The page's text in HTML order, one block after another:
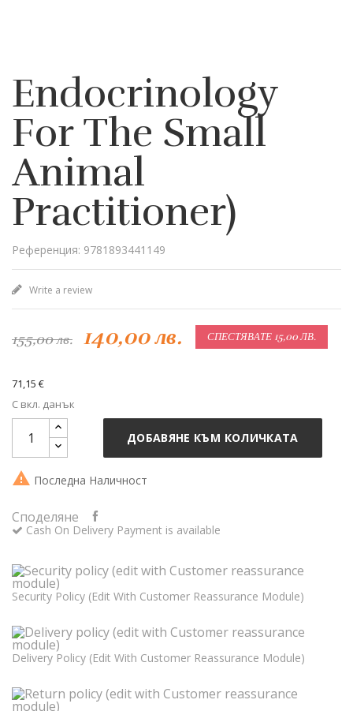
Endocrinology
For The Small
Animal
Practitioner)
Референция: 9781893441149
Write a review
155,00 лв. 140,00 лв. СПЕСТЯВАТЕ 15,00 ЛВ.
71,15 €
С вкл. данък
ДОБАВЯНЕ КЪМ КОЛИЧКАТА
 Последна Наличност
Споделяне
Cash On Delivery Payment is available
Security Policy (edit With Customer Reassurance Module)
Delivery Policy (edit With Customer Reassurance Module)